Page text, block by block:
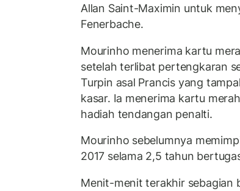
Allan Saint-Maximin untuk
Fenerbache.
Mourinho menerima kartu
setelah terlibat pertengkaran
Turpin asal Prancis yang
kasar. Ia menerima kartu
hadiah tendangan penalti.
Mourinho sebelumnya
2017 selama 2,5 tahun
Menit-menit terakhir sebagian